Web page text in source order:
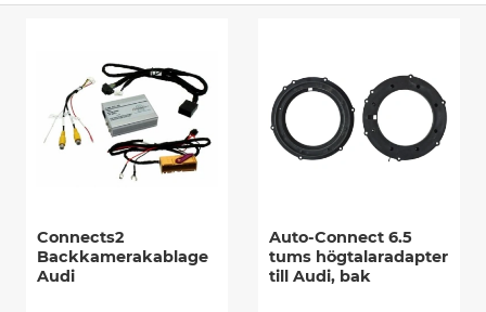
Connects2
Backkamerakablage
Audi
Auto-Connect 6.5
tums högtalaradapter
till Audi, bak